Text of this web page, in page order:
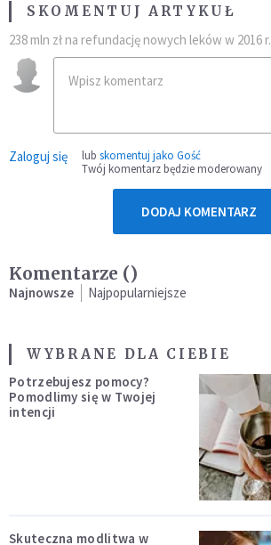
SKOMENTUJ ARTYKUŁ
238 mln zł na refundację nowych leków w 2016 r.
Zaloguj się lub skomentuj jako Gość
Twój komentarz będzie moderowany
DODAJ KOMENTARZ
Komentarze ()
Najnowsze Najpopularniejsze
WYBRANE DLA CIEBIE
Potrzebujesz pomocy?
Pomodlimy się w Twojej
intencji
Skuteczna modlitwa w